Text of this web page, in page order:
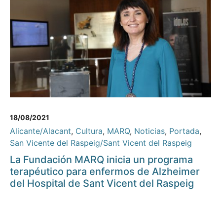
18/08/2021
Alicante/Alacant, Cultura, MARQ, Noticias, Portada,
San Vicente del Raspeig/Sant Vicent del Raspeig
La Fundación MARQ inicia un programa
terapéutico para enfermos de Alzheimer
del Hospital de Sant Vicent del Raspeig